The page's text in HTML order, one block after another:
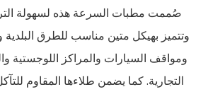
صُممت مطبات السرعة هذه لسهولة
وتتميز بهيكل متين مناسب للطرق البلدية
ومواقف السيارات والمراكز اللوجستية
التجارية. كما يضمن طلاءها المقاوم